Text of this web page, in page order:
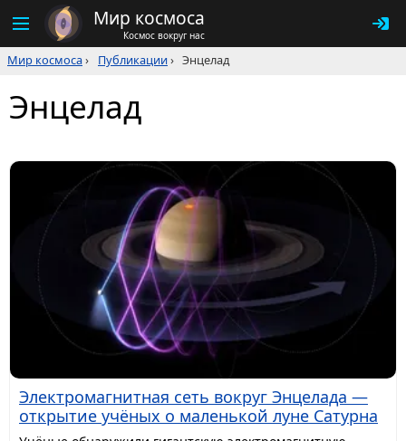
Мир космоса
Космос вокруг нас
Мир космоса› Публикации› Энцелад
Энцелад
Электромагнитная сеть вокруг Энцелада —
открытие учёных о маленькой луне Сатурна